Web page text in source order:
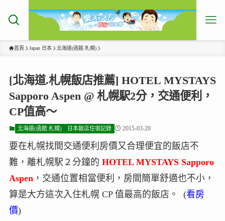
首頁 Japan 日本 北海道(函館.札幌)
[北海道.札幌飯店推薦] HOTEL MYSTAYS
Sapporo Aspen @ 札幌駅2分，交通便利，
CP值高～
北海道(函館.札幌) 日本飯店住宿記錄 2015-03-20
要在札幌找間交通便利房價又合理便宜的飯店不
難，離札幌駅２分鐘的 HOTEL MYSTAYS Sapporo
Aspen，交通位置相當便利，房間簡單舒適也不小，
算是大方這次入住札幌 CP 值最高的飯店。 (看房
價)